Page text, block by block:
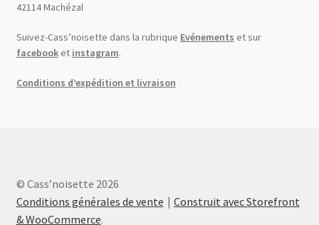
42114 Machézal
Suivez-Cass’noisette dans la rubrique Evénements et sur
facebooket instagram.
Conditions d’expédition et livraison
© Cass’noisette 2026
Conditions générales de vente
Construit avec Storefront
& WooCommerce.